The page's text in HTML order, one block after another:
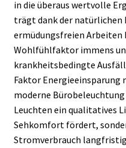
in die überaus wertvolle
trägt dank der
ermüdungsfreien Arbeiten
Wohlfühlfaktor immens
krankheitsbedingte
Faktor Energieeinsparung
moderne
Leuchten ein qualitatives
Sehkomfort fördert,
Stromverbrauch